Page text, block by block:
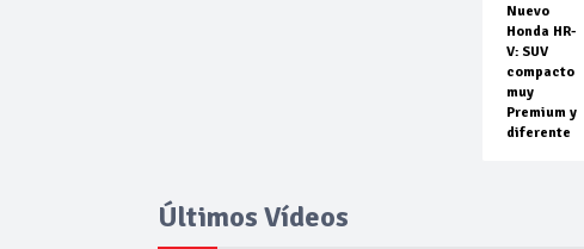
Nuevo
Honda HR-
V: SUV
compacto
muy
Premium y
diferente
Últimos Vídeos